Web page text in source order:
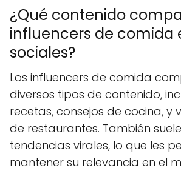
¿Qué contenido
influencers de comida
sociales?
Los influencers de comida
diversos tipos de contenido,
recetas, consejos de cocina, y
de restaurantes. También
tendencias virales, lo que les
mantener su relevancia en el